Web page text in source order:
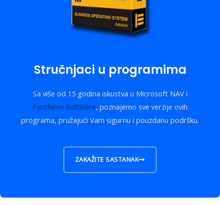
Stručnjaci u programima
Sa više od 15 godina iskustva u Microsoft NAV i
Pantheon Software, poznajemo sve verzije ovih
programa, pružajući Vam sigurnu i pouzdanu podršku.
ZAKAŽITE SASTANAK